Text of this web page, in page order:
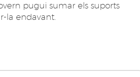
pugui sumar els suports
la endavant.